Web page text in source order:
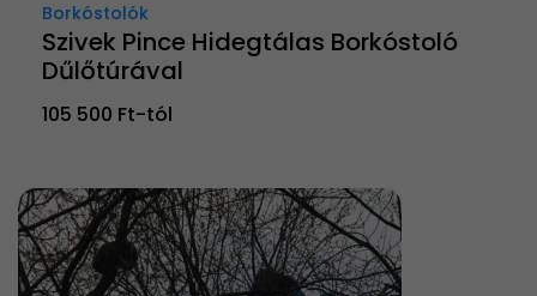
Borkóstolók
Szivek Pince Hidegtálas Borkóstoló
Dűlőtúrával
105 500 Ft-tól